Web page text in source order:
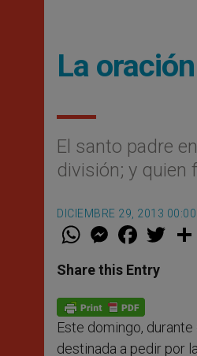
La
El santo padre
división; y quien
DICIEMBRE 29, 2013 00:00
W
t
s
p
p
M
e
s
e
g
e
r
F
a
e
b
o
k
w
Share this Entry
Este domingo,
destinada a pedir por